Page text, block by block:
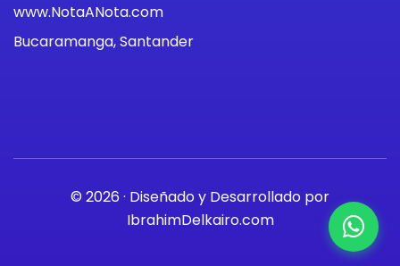
www.NotaANota.com
Bucaramanga, Santander
© 2026 · Diseñado y Desarrollado por
IbrahimDelkairo.com